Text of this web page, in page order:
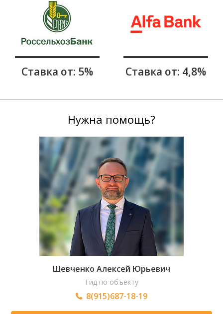
Ставка от: 5% Ставка от: 4,8%
Нужна помощь?
Шевченко Алексей Юрьевич
Гид по объекту
8(915)687-18-19